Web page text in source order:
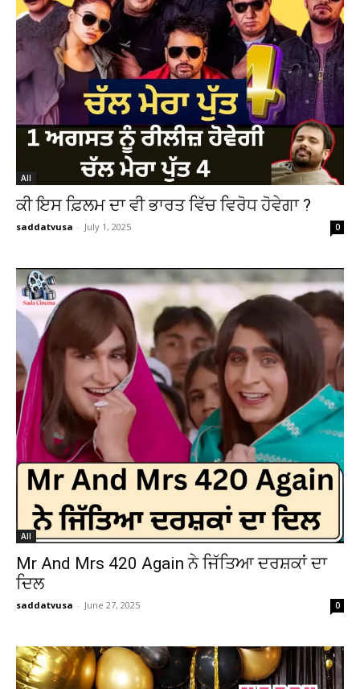
All
ਕੀ ਇਸ ਫ਼ਿਲਮ ਦਾ ਵੀ ਭਾਰਤ ਵਿੱਚ ਵਿਰੋਧ ਹੋਵੇਗਾ ?
saddatvusa - July 1, 2025 0
All
Mr And Mrs 420 Again ਨੇ ਜਿੱਤਿਆ ਦਰਸ਼ਕਾਂ ਦਾ
ਦਿਲ
saddatvusa - June 27, 2025 0